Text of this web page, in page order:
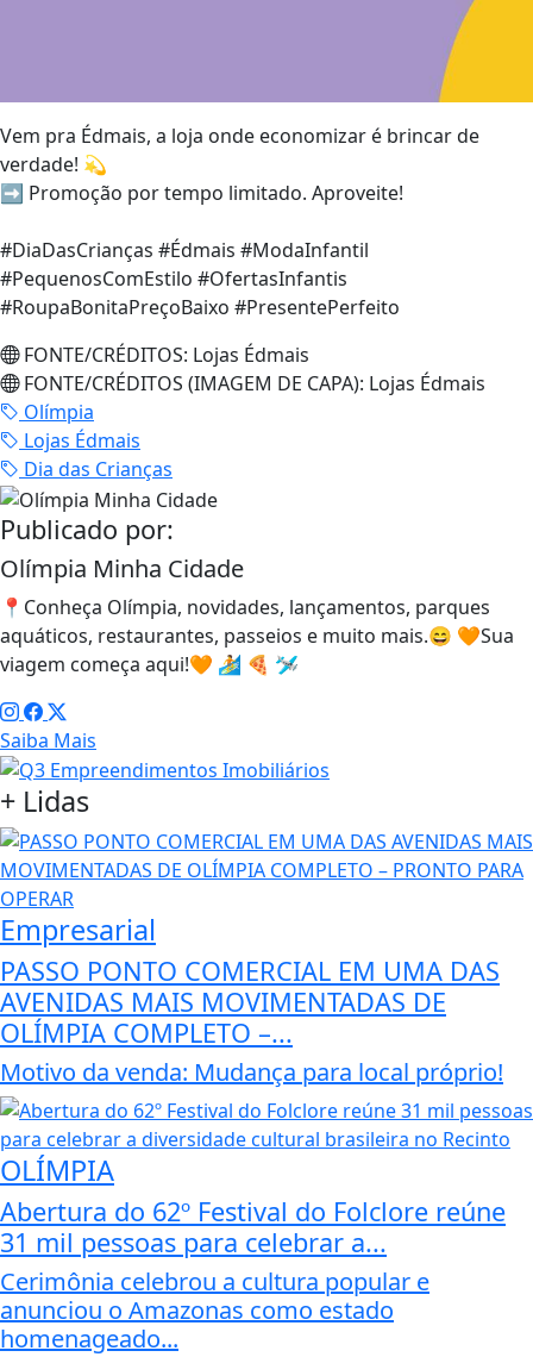
Vem pra Édmais, a loja onde economizar é brincar de
verdade! 💫
➡️ Promoção por tempo limitado. Aproveite!
#DiaDasCrianças #Édmais #ModaInfantil
#PequenosComEstilo #OfertasInfantis
#RoupaBonitaPreçoBaixo #PresentePerfeito
FONTE/CRÉDITOS: Lojas Édmais
FONTE/CRÉDITOS (IMAGEM DE CAPA): Lojas Édmais
Olímpia
Lojas Édmais
Dia das Crianças
Publicado por:
Olímpia Minha Cidade
📍Conheça Olímpia, novidades, lançamentos, parques
aquáticos, restaurantes, passeios e muito mais.😄 🧡Sua
viagem começa aqui!🧡 🏄 🍕 🛩
Saiba Mais
+ Lidas
Empresarial
PASSO PONTO COMERCIAL EM UMA DAS
AVENIDAS MAIS MOVIMENTADAS DE
OLÍMPIA COMPLETO –...
Motivo da venda: Mudança para local próprio!
OLÍMPIA
Abertura do 62º Festival do Folclore reúne
31 mil pessoas para celebrar a...
Cerimônia celebrou a cultura popular e
anunciou o Amazonas como estado
homenageado...